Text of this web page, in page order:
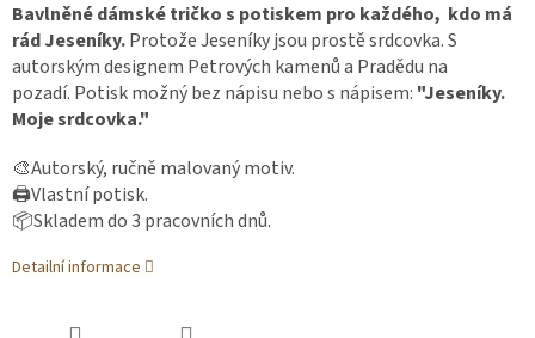
Bavlněné dámské tričko s potiskem pro každého, kdo má
rád Jeseníky.Protože Jeseníky jsou prostě srdcovka. S
autorským designem Petrových kamenů a Pradědu na
pozadí. Potisk možný bez nápisu nebo s nápisem: "Jeseníky.
Moje srdcovka."
🎨Autorský, ručně malovaný motiv.
🖨️Vlastní potisk.
📦Skladem do 3 pracovních dnů.
Detailní informace